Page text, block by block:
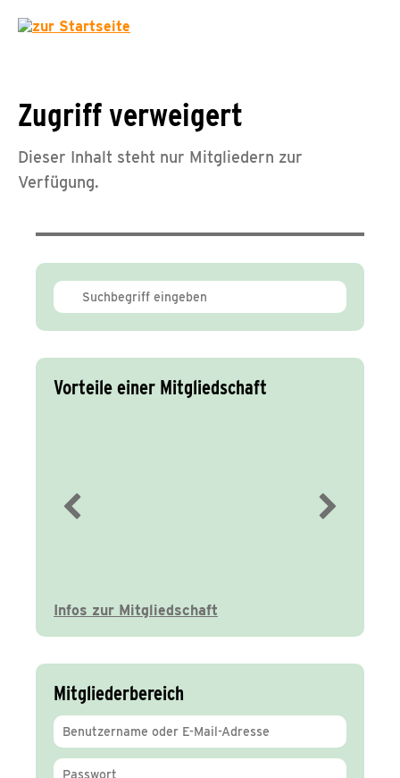
Zugriff verweigert
Dieser Inhalt steht nur Mitgliedern zur
Verfügung.
Vorteile einer Mitgliedschaft
Infos zur Mitgliedschaft
Mitgliederbereich